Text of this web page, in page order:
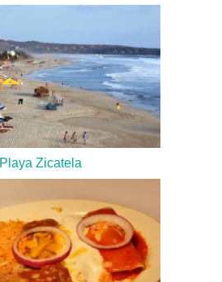
Playa Zicatela